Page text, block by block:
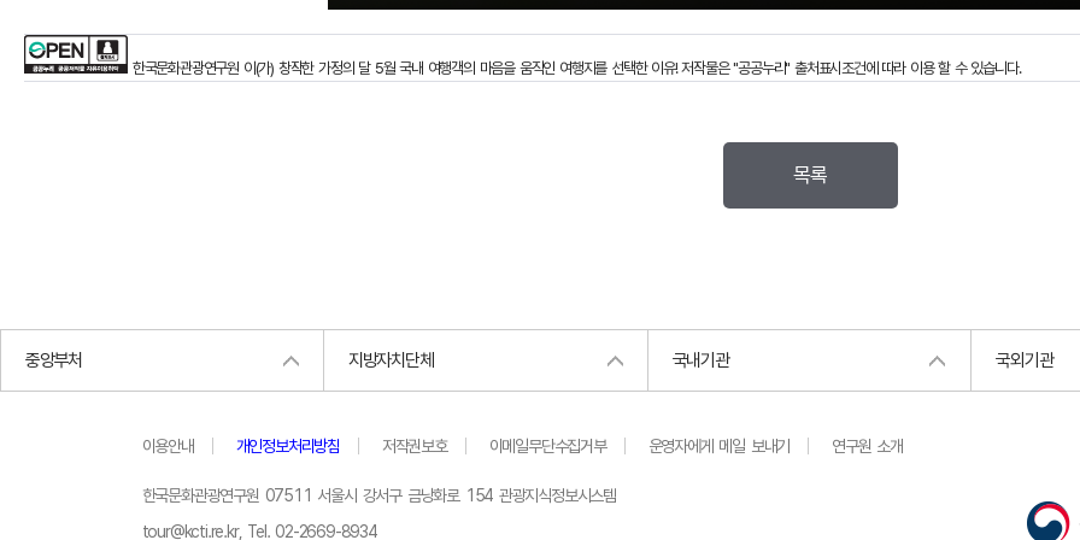
한국문화관광연구원 이(가) 창작한가정의 달 5월 국내 여행객의 마음을 움직인 여행지를 선택한 이유!저작물은 "공공누리"출처표시조건에 따라 이용 할 수 있습니다.
목록
중앙부처 지방자치단체 국내기관 국외기관
이용안내 개인정보처리방침 저작권보호 이메일무단수집거부 운영자에게 메일 보내기 연구원 소개
한국문화관광연구원 07511 서울시 강서구 금낭화로 154 관광지식정보시스템
tour@kcti.re.kr, Tel. 02-2669-8934